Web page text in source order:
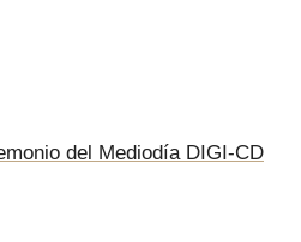
del Mediodía DIGI-CD